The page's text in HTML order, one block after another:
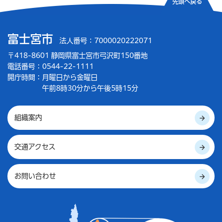
富士宮市 法人番号：7000020222071
〒418-8601 静岡県富士宮市弓沢町150番地
電話番号：0544-22-1111
開庁時間： 月曜日から金曜日
午前8時30分から午後5時15分
組織案内
交通アクセス
お問い合わせ
先頭へ戻る